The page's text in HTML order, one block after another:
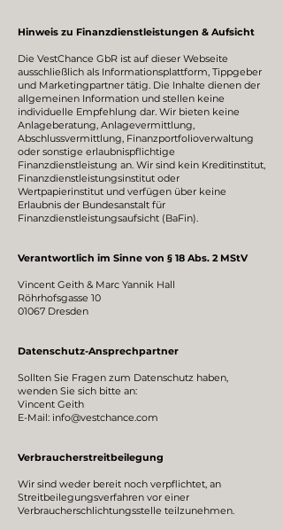
Hinweis zu Finanzdienstleistungen & Aufsicht
Die VestChance GbR ist auf dieser Webseite
ausschließlich als Informationsplattform, Tippgeber
und Marketingpartner tätig. Die Inhalte dienen der
allgemeinen Information und stellen keine
individuelle Empfehlung dar. Wir bieten keine
Anlageberatung, Anlagevermittlung,
Abschlussvermittlung, Finanzportfolioverwaltung
oder sonstige erlaubnispflichtige
Finanzdienstleistung an. Wir sind kein Kreditinstitut,
Finanzdienstleistungsinstitut oder
Wertpapierinstitut und verfügen über keine
Erlaubnis der Bundesanstalt für
Finanzdienstleistungsaufsicht (BaFin).
Verantwortlich im Sinne von § 18 Abs. 2 MStV
Vincent Geith & Marc Yannik Hall
Röhrhofsgasse 10
01067 Dresden
Datenschutz-Ansprechpartner
Sollten Sie Fragen zum Datenschutz haben,
wenden Sie sich bitte an:
Vincent Geith
E-Mail: info@vestchance.com
Verbraucherstreitbeilegung
Wir sind weder bereit noch verpflichtet, an
Streitbeilegungsverfahren vor einer
Verbraucherschlichtungsstelle teilzunehmen.